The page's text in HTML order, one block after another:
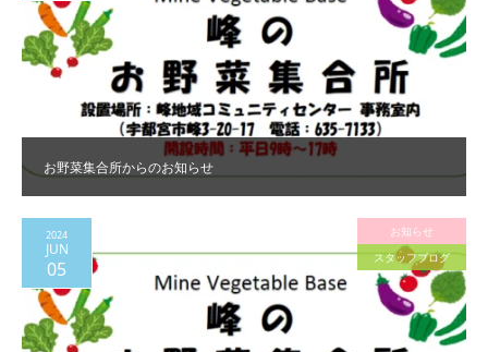
お野菜集合所からのお知らせ
2024
JUN
05
お知らせ
スタッフブログ